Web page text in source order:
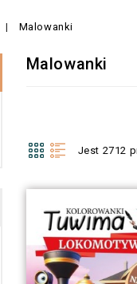
Malowanki
Malowanki
Jest 2712